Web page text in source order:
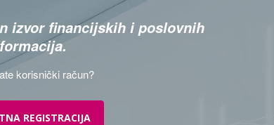
izvor financijskih i poslovnih
korisnički račun?
REGISTRACIJA